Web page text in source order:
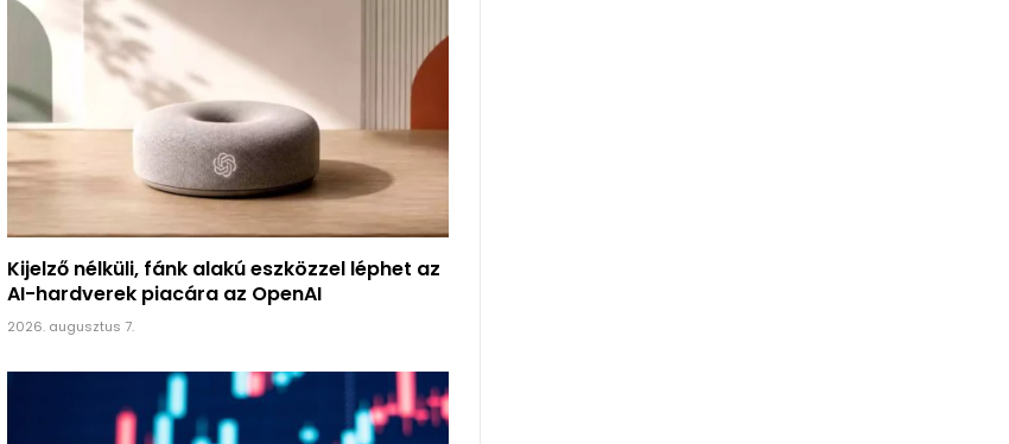
Kijelző nélküli, fánk alakú eszközzel léphet az
AI-hardverek piacára az OpenAI
2026. augusztus 7.